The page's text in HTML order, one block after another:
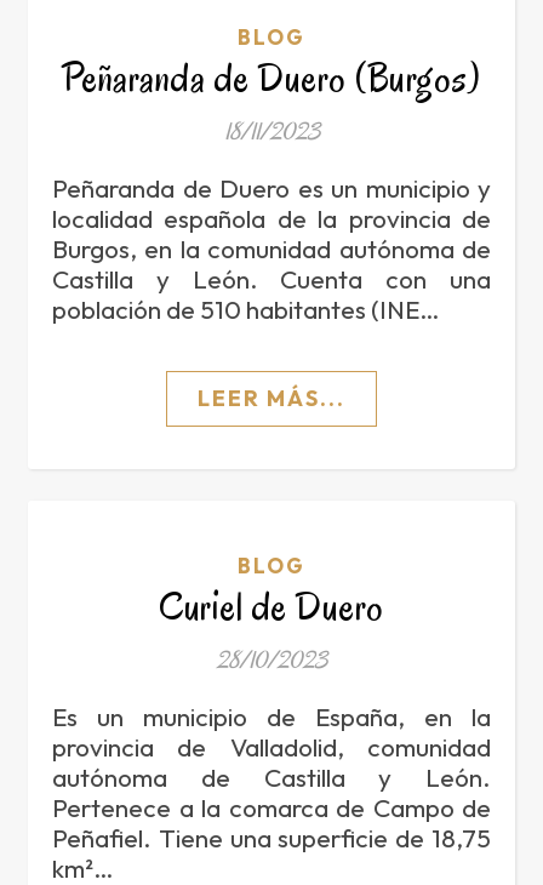
BLOG
Peñaranda de Duero (Burgos)
18/11/2023
Peñaranda de Duero es un municipio y
localidad española de la provincia de
Burgos, en la comunidad autónoma de
Castilla y León. Cuenta con una
población de 510 habitantes (INE…
LEER MÁS...
BLOG
Curiel de Duero
28/10/2023
Es un municipio de España, en la
provincia de Valladolid, comunidad
autónoma de Castilla y León.
Pertenece a la comarca de Campo de
Peñafiel. Tiene una superficie de 18,75
km²…